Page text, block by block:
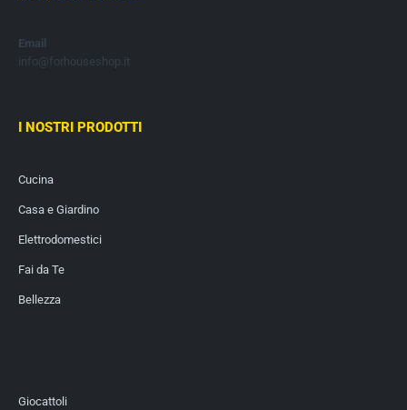
Email
info@forhouseshop.it
I NOSTRI PRODOTTI
Cucina
Casa e Giardino
Elettrodomestici
Fai da Te
Bellezza
Giocattoli